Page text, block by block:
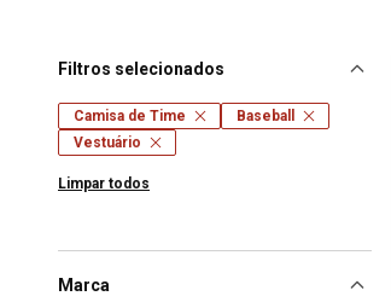
Filtros selecionados
Camisa de Time
Baseball
Vestuário
Limpar todos
Marca